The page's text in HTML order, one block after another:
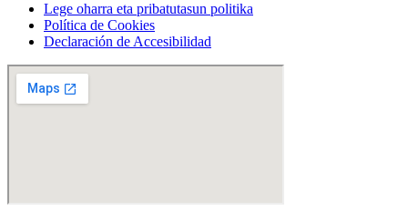
Lege oharra eta pribatutasun politika
Política de Cookies
Declaración de Accesibilidad